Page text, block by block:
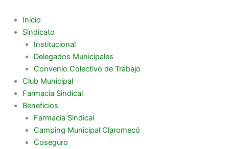
Inicio
Sindicato
Institucional
Delegados Municipales
Convenio Colectivo de Trabajo
Club Municipal
Farmacia Sindical
Beneficios
Farmacia Sindical
Camping Municipal Claromecó
Coseguro